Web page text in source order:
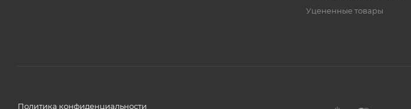
Уцененные товары
Политика конфиденциальности